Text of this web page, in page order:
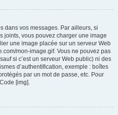
dans vos messages. Par ailleurs, si
joints, vous pouvez charger une image
une image placée sur un serveur Web
mon-image.gif. Vous ne pouvez pas
si c’est un serveur Web public) ni des
d’authentification, exemple : boîtes
par un mot de passe, etc. Pour
[img].